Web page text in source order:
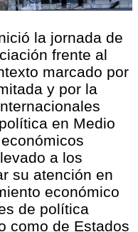
la jornada de
frente al
marcado por
y por la
en Medio
a los
su atención en
económico
de política
como de Estados